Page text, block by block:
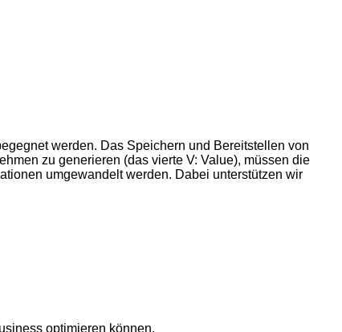
werden. Das Speichern und Bereitstellen von
zu generieren (das vierte V: Value), müssen die
umgewandelt werden. Dabei unterstützen wir
optimieren können.